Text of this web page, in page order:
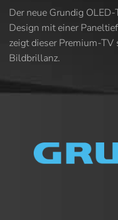
Der neue Grundig
Design mit einer
zeigt dieser Premium-
Bildbrillanz.